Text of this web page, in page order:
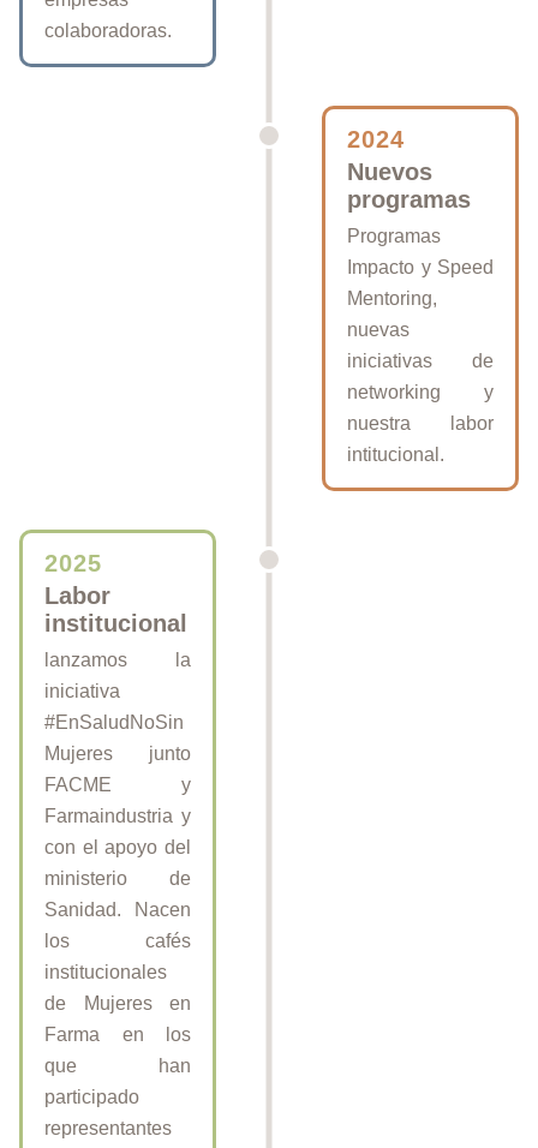
colaboradoras.
2024
Nuevos
programas
Programas
Impacto y Speed
Mentoring,
nuevas
iniciativas de
networking y
nuestra labor
intitucional.
2025
Labor
institucional
lanzamos la
iniciativa
#EnSaludNoSin
Mujeres junto
FACME y
Farmaindustria y
con el apoyo del
ministerio de
Sanidad. Nacen
los cafés
institucionales
de Mujeres en
Farma en los
que han
participado
representantes